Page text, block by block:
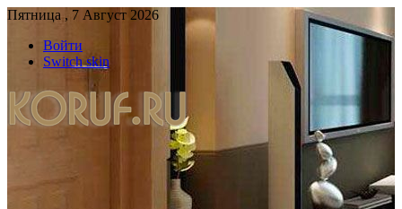
Пятница , 7 Август 2026
Войти
Switch skin